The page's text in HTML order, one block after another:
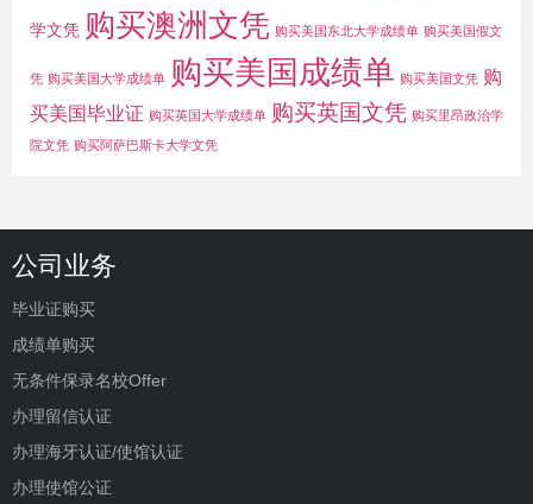
学文凭 购买澳洲文凭 购买美国东北大学成绩单 购买美国假文
凭 购买美国大学成绩单 购买美国成绩单 购买美国文凭 购
买美国毕业证 购买英国大学成绩单 购买英国文凭 购买里昂政治学
院文凭 购买阿萨巴斯卡大学文凭
公司业务
毕业证购买
成绩单购买
无条件保录名校Offer
办理留信认证
办理海牙认证/使馆认证
办理使馆公证